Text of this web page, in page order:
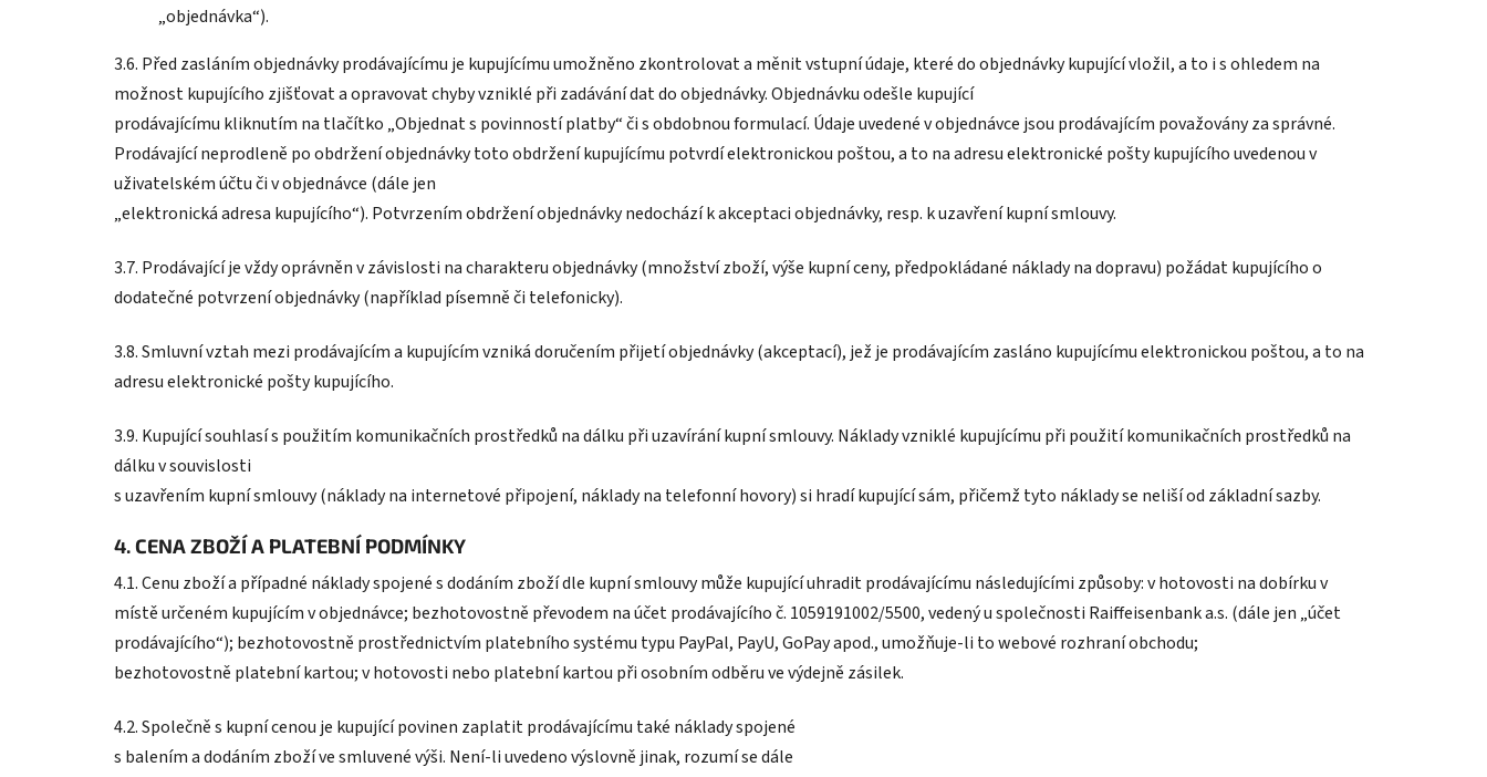
„objednávka“).
3.6. Před zasláním objednávky prodávajícímu je kupujícímu umožněno zkontrolovat a měnit vstupní údaje, které do objednávky kupující vložil, a to i s ohledem na
možnost kupujícího zjišťovat a opravovat chyby vzniklé při zadávání dat do objednávky. Objednávku odešle kupující
prodávajícímu kliknutím na tlačítko „Objednat s povinností platby“ či s obdobnou formulací. Údaje uvedené v objednávce jsou prodávajícím považovány za správné.
Prodávající neprodleně po obdržení objednávky toto obdržení kupujícímu potvrdí elektronickou poštou, a to na adresu elektronické pošty kupujícího uvedenou v
uživatelském účtu či v objednávce (dále jen
„elektronická adresa kupujícího“). Potvrzením obdržení objednávky nedochází k akceptaci objednávky, resp. k uzavření kupní smlouvy.
3.7. Prodávající je vždy oprávněn v závislosti na charakteru objednávky (množství zboží, výše kupní ceny, předpokládané náklady na dopravu) požádat kupujícího o
dodatečné potvrzení objednávky (například písemně či telefonicky).
3.8. Smluvní vztah mezi prodávajícím a kupujícím vzniká doručením přijetí objednávky (akceptací), jež je prodávajícím zasláno kupujícímu elektronickou poštou, a to na
adresu elektronické pošty kupujícího.
3.9. Kupující souhlasí s použitím komunikačních prostředků na dálku při uzavírání kupní smlouvy. Náklady vzniklé kupujícímu při použití komunikačních prostředků na
dálku v souvislosti
s uzavřením kupní smlouvy (náklady na internetové připojení, náklady na telefonní hovory) si hradí kupující sám, přičemž tyto náklady se neliší od základní sazby.
4. CENA ZBOŽÍ A PLATEBNÍ PODMÍNKY
4.1. Cenu zboží a případné náklady spojené s dodáním zboží dle kupní smlouvy může kupující uhradit prodávajícímu následujícími způsoby: v hotovosti na dobírku v
místě určeném kupujícím v objednávce; bezhotovostně převodem na účet prodávajícího č. 1059191002/5500, vedený u společnosti Raiffeisenbank a.s. (dále jen „účet
prodávajícího“); bezhotovostně prostřednictvím platebního systému typu PayPal, PayU, GoPay apod., umožňuje-li to webové rozhraní obchodu;
bezhotovostně platební kartou; v hotovosti nebo platební kartou při osobním odběru ve výdejně zásilek.
4.2. Společně s kupní cenou je kupující povinen zaplatit prodávajícímu také náklady spojené
s balením a dodáním zboží ve smluvené výši. Není-li uvedeno výslovně jinak, rozumí se dále